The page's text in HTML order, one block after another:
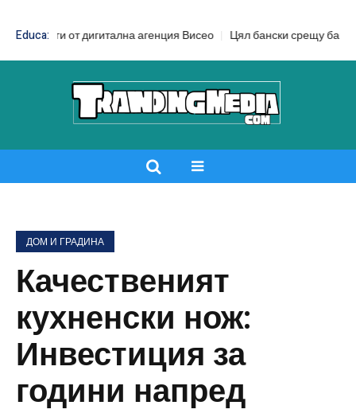
Educa:
дигитална агенция Висео Цял бански срещу бански от две
ДОМ И ГРАДИНА
Качественият
кухненски нож:
Инвестиция за
години напред